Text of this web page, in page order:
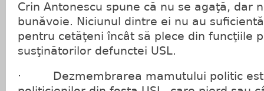
Crin Antonescu spune că nu se agaţă, dar
bunăvoie. Niciunul dintre ei nu au
pentru cetăţeni încât să plece din funcţiile
susţinătorilor defunctei USL.
· Dezmembrarea mamutului politic